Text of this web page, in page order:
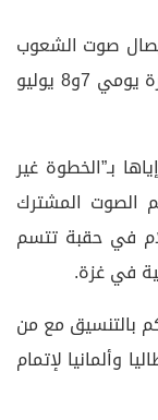
صوت الشعوب
قبيل اجتماع الناتو المقررة إقامته في أنقرة يومي 7و8 يوليو
بـ”الخطوة غير
الصوت المشترك
في حقبة تتسم
في غزة.
بالتنسيق مع من
وألمانيا لإتمام